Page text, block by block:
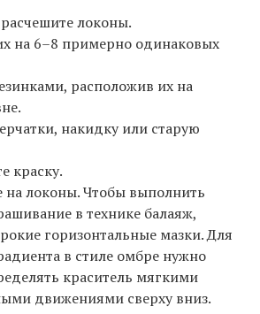
локоны.
на 6–8 примерно одинаковых
расположив их на
накидку или старую
краску.
на локоны. Чтобы выполнить
в технике балаяж,
горизонтальные мазки. Для
в стиле омбре нужно
краситель мягкими
движениями сверху вниз.